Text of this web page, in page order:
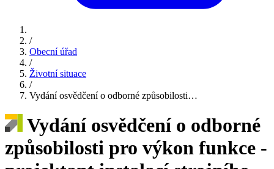
/
Obecní úřad
/
Životní situace
/
Vydání osvědčení o odborné způsobilosti…
Vydání osvědčení o odborné
způsobilosti pro výkon funkce -